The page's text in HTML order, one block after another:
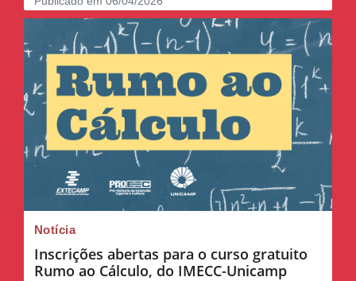
Notícia
Inscrições abertas para o curso gratuito
Rumo ao Cálculo, do IMECC-Unicamp